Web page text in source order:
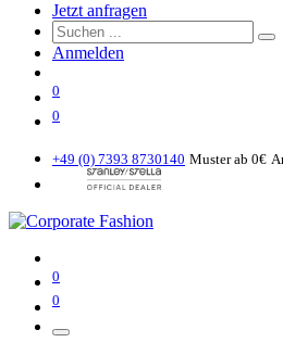
Jetzt anfragen
Anmelden
0
0
+49 (0) 7393 8730140 Muster ab 0€
0
0